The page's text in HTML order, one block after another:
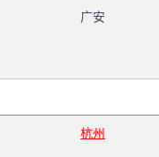
广安
杭州